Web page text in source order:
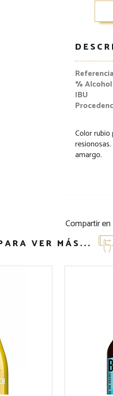
Referencia
% Alcohol
IBU
Color
amargo.
Compartir en
VER MÁS...